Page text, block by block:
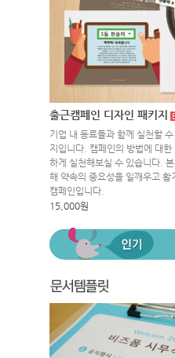
출근캠페인 디자인 패키지
기업 내 동료들과 함께 실천할
지입니다. 캠페인의 방법에 대
하게 실천해보실 수 있습니다.
해 약속의 중요성을 일깨우고
캠페인입니다.
15,000원